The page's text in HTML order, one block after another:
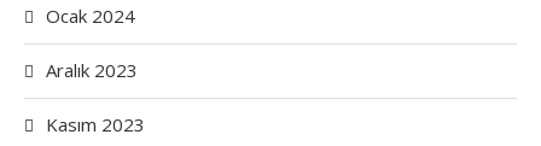
Ocak 2024
Aralık 2023
Kasım 2023